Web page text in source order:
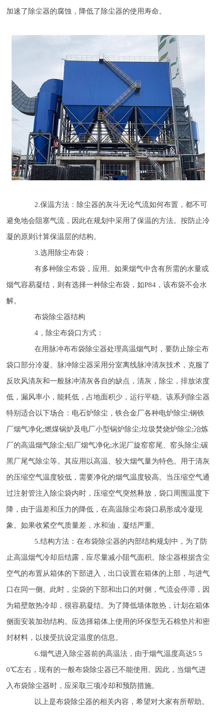
加速了除尘器的腐蚀，降低了除尘器的使用寿命。
2.保温方法：除尘器的灰斗无论气流如何布置，都不可
避免地会阻塞气流，因此在规划中采用了保温的方法。按防止冷
凝的原则计算保温层的结构。
3.选用除尘布袋：
有多种除尘布袋，应用。如果烟气中含有所需的水量或
烟气容易凝结，则有选择一种除尘布袋，如P84，该布袋不会水
解。
布袋除尘器结构
4，除尘布袋口方式：
在用脉冲布布袋除尘器处理高温烟气时，要防止除尘布
袋口部分冷凝。脉冲除尘器采用分室离线脉冲清灰技术，克服了
反吹风清灰和一般脉冲清灰各自的缺点，清灰，除尘，排放浓度
低，漏风率小，能耗低，占地面积少，运行平稳。该系列除尘器
特别适合以下场合：电石炉除尘，铁合金厂各种电炉除尘;钢铁
厂烟气净化;燃煤锅炉及电厂小型锅炉除尘;垃圾焚烧炉除尘;冶炼
厂的高温烟气除尘;铝厂烟气净化;水泥厂旋窑窑尾、窑头除尘;碳
黑厂尾气除尘等。其应用以高温、较大烟气量为特色。用于清灰
的压缩空气温度较低，需要净化的烟气温度较高。当压缩空气通
过注射管注入除尘袋内时，压缩空气突然释放，袋口周围温度下
降，由于温差和压力的降低，在高温除尘布袋口易形成冷凝现
象。如果收紧空气质量差，水和油，凝结严重。
5.结构方法：在布袋除尘器的内部结构规划中，为了防
止高温烟气冷却后结露，应尽量减小阻气面积。除尘器根据含尘
空气的布置从箱体的下部进入，出口设置在箱体的上部，与进气
口在同一侧。此时，尘袋的下部和出口的对侧，气流会停滞，因
为箱壁散热冷却，很容易凝结。为了降低墙体散热，计划在箱体
侧面安装加劲结构。应选择箱体上使用的环保型无石棉垫片和密
封材料，以接受抗设定温度的信息。
6.烟气进入除尘器前的高温法，由于烟气温度高达5 5
0℃左右，现有的一般布袋除尘器已不能使用。因此，当烟气进
入布袋除尘器时，应采取三项冷却和预防措施。
以上是布袋除尘器的相关内容，希望对大家有所帮助。